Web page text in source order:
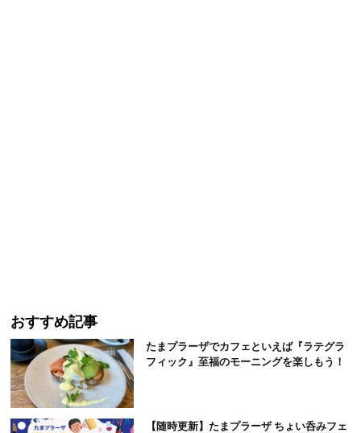
おすすめ記事
たまプラーザでカフェといえば『ラテグラ
フィック』至福のモーニングを楽しもう！
【随時更新】たまプラーザ ちょい呑みフェ